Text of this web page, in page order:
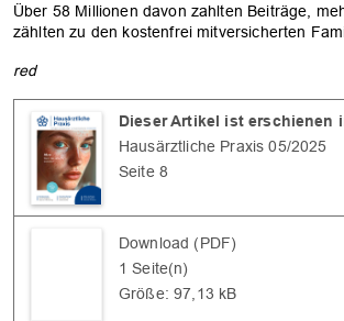
Über 58 Millionen davon zahlten Beiträge,
zählten zu den kostenfrei mitversicherten
red
Dieser Artikel ist erschienen
Hausärztliche Praxis 05/2025
Seite 8
Download (PDF)
1 Seite(n)
Größe: 97,13 kB